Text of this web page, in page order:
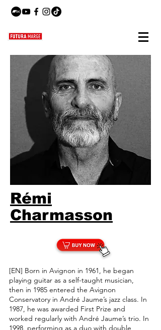
Rémi
Charmasson
[EN] Born in Avignon in 1961, he began
playing guitar as a self-taught musician,
then in 1985 entered the Avignon
Conservatory in André Jaume’s jazz class. In
1987, he was awarded First Prize and
worked regularly with André Jaume’s trio. In
1998, performing as a duo with double